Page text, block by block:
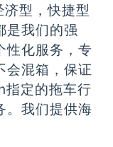
型，快捷型
是我们的强
性化服务，专
会混箱，保证
定的拖车行
。我们提供海